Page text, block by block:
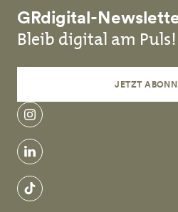
GRdigital-
Bleib digital am Puls!
JETZT
instagram
linkedin
tiktok